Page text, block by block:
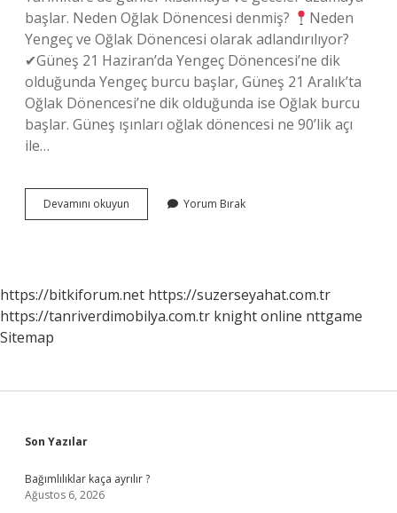
başlar. Neden Oğlak Dönencesi denmiş?
Neden
Yengeç ve Oğlak Dönencesi olarak adlandırılıyor?
✔Güneş 21 Haziran’da Yengeç Dönencesi’ne dik
olduğunda Yengeç burcu başlar, Güneş 21 Aralık’ta
Oğlak Dönencesi’ne dik olduğunda ise Oğlak burcu
başlar. Güneş ışınları oğlak dönencesi ne 90’lik açı
ile…
Devamını okuyun
Dönencesinde
Yorum Bırak
https://bitkiforum.net https://suzerseyahat.com.tr
https://tanriverdimobilya.com.tr knight online nttgame
Sitemap
Sidebar
Son Yazılar
Bağımlılıklar kaça ayrılır ?
Ağustos 6, 2026